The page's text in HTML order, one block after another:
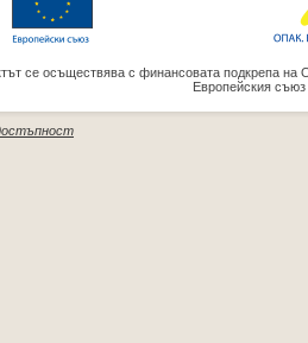
се осъществява с финансовата подкрепа на
Европейския